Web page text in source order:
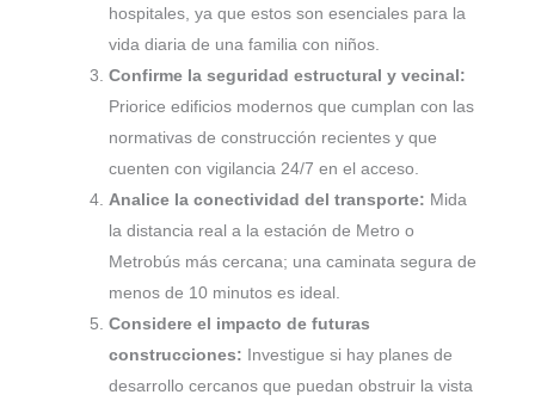
hospitales, ya que estos son esenciales para la
vida diaria de una familia con niños.
Confirme la seguridad estructural y vecinal:
Priorice edificios modernos que cumplan con las
normativas de construcción recientes y que
cuenten con vigilancia 24/7 en el acceso.
Analice la conectividad del transporte: Mida
la distancia real a la estación de Metro o
Metrobús más cercana; una caminata segura de
menos de 10 minutos es ideal.
Considere el impacto de futuras
construcciones: Investigue si hay planes de
desarrollo cercanos que puedan obstruir la vista